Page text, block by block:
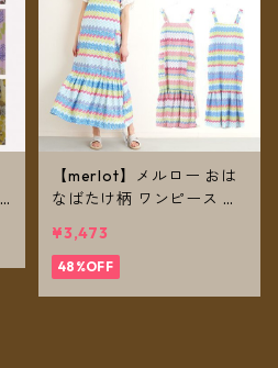
【merlot】メルロー おは
なばたけ柄 ワンピース ★
料無料】
¥3,473
48%OFF